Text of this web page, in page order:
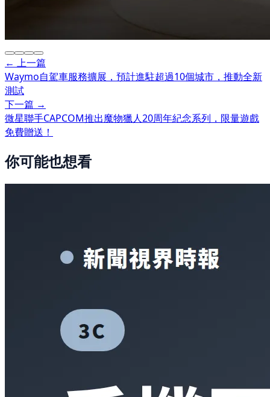
← 上一篇
Waymo自駕車服務擴展，預計進駐超過10個城市，推動全新
測試
下一篇 →
微星聯手CAPCOM推出魔物獵人20周年紀念系列，限量遊戲
免費贈送！
你可能也想看